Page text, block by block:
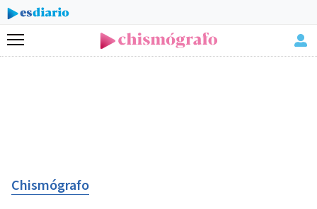
Menú
Chismógrafo